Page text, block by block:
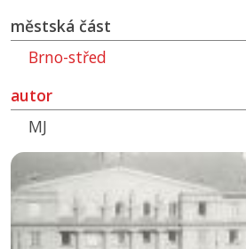
městská část
Brno-střed
autor
MJ